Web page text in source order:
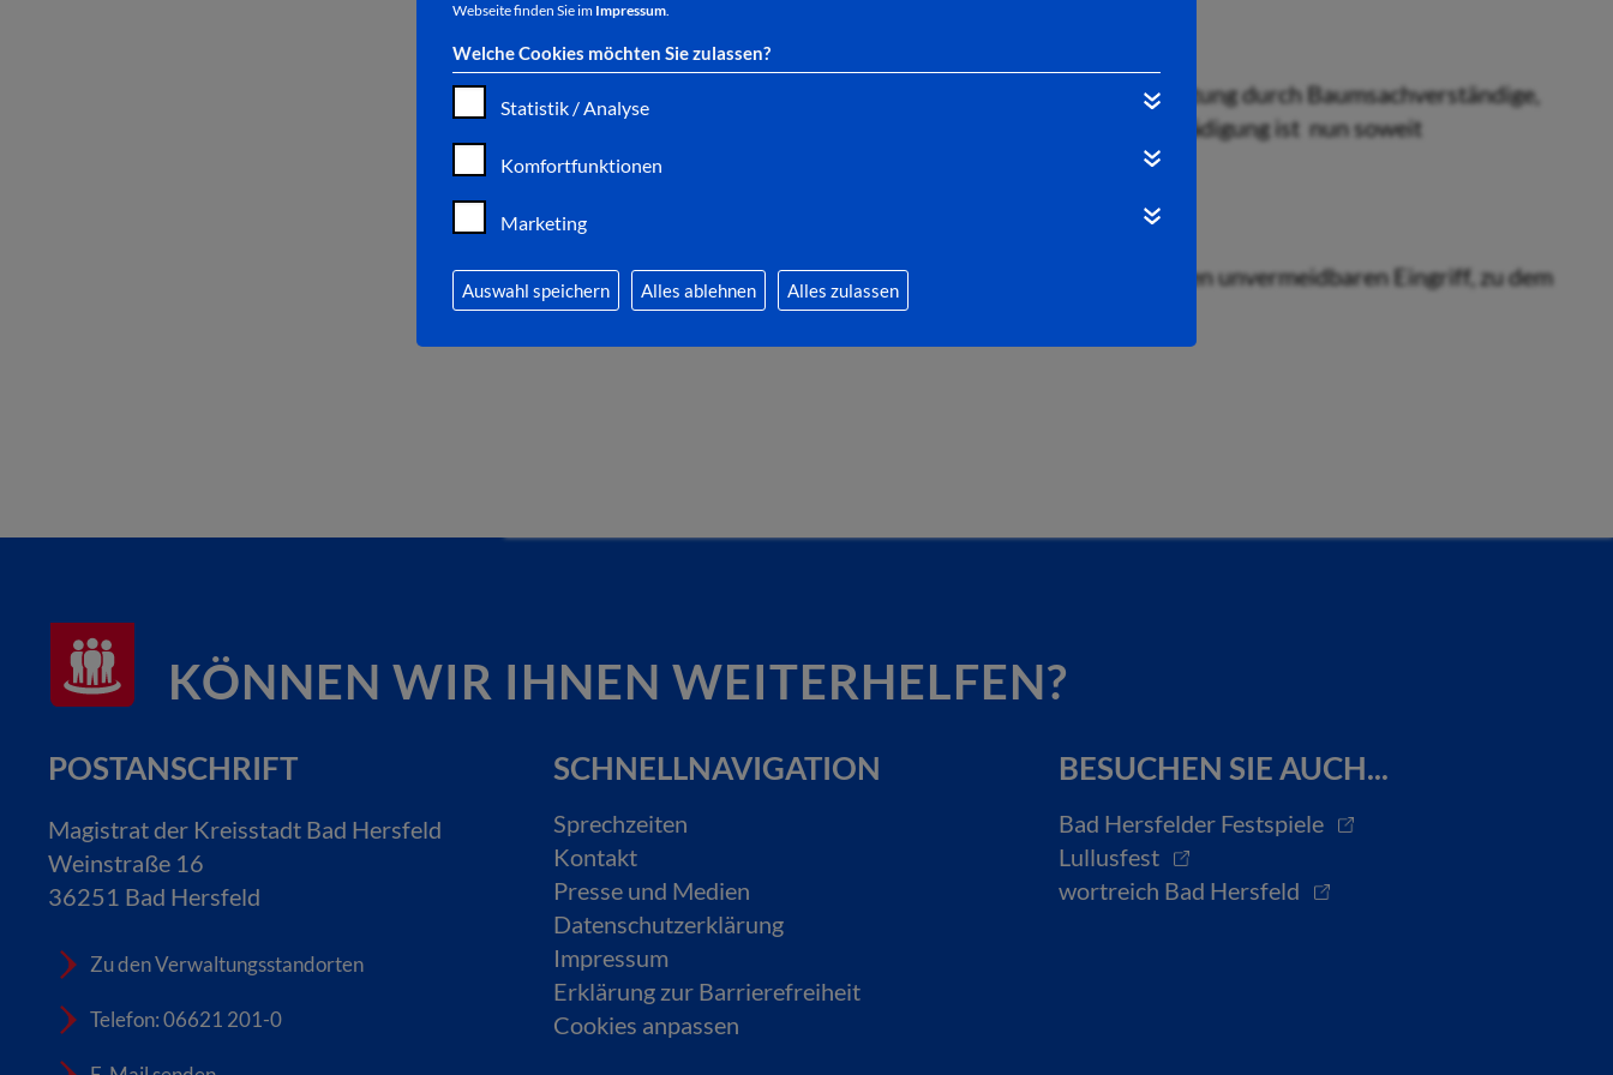
Webseite finden Sie im Impressum.
Welche Cookies möchten Sie zulassen?
Statistik / Analyse
Komfortfunktionen
Marketing
Auswahl speichern Alles ablehnen Alles zulassen
Der Baum steht seit einigen Jahren unter besonderer Beobachtung durch Baumsachverständige,
es erfolgten Erhaltungs- und Pflegemaßnahmen. Die Baumschädigung ist nun soweit
fortgeschritten, dass eine Fällung leider unumgänglich ist.
Eine Ersatzbepflanzung ist bereits in Planung.
Die Stadtverwaltung bittet die Bürger um Verständnis für diesen unvermeidbaren Eingriff, zu dem
es aus Sicherheitsgründen keine Alternative gibt.
KÖNNEN WIR IHNEN WEITERHELFEN?
POSTANSCHRIFT
Magistrat der Kreisstadt Bad Hersfeld
Weinstraße 16
36251 Bad Hersfeld
Zu den Verwaltungsstandorten
Telefon: 06621 201-0
SCHNELLNAVIGATION
Sprechzeiten
Kontakt
Presse und Medien
Datenschutzerklärung
Impressum
Erklärung zur Barrierefreiheit
Cookies anpassen
BESUCHEN SIE AUCH...
Bad Hersfelder Festspiele
Lullusfest
wortreich Bad Hersfeld